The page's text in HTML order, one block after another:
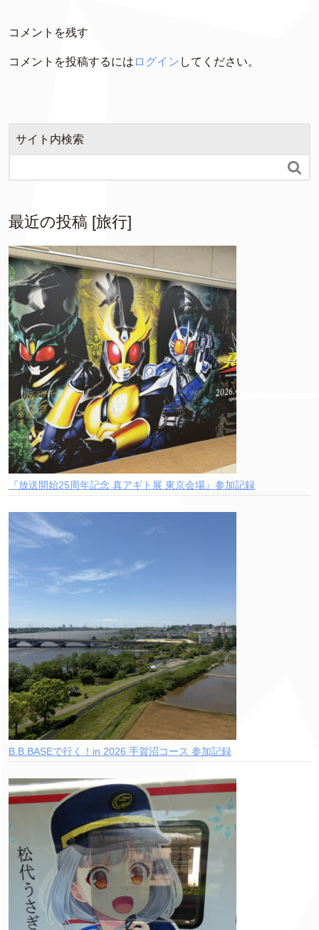
コメントを残す
コメントを投稿するには ログイン してください。
サイト内検索

最近の投稿 [旅行]
『放送開始25周年記念 真アギト展 東京会場』参加記録
B.B.BASEで行く！in 2026 手賀沼コース 参加記録